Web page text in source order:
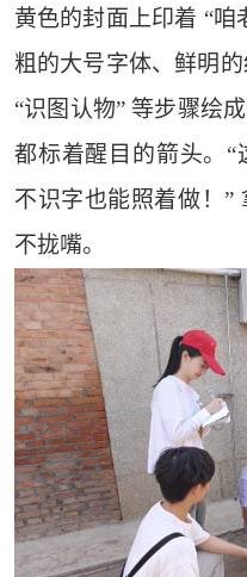
黄色的封面上印着 “咱
粗的大号字体、鲜明
“识图认物” 等步骤绘
都标着醒目的箭头。
不识字也能照着做！”
不拢嘴。